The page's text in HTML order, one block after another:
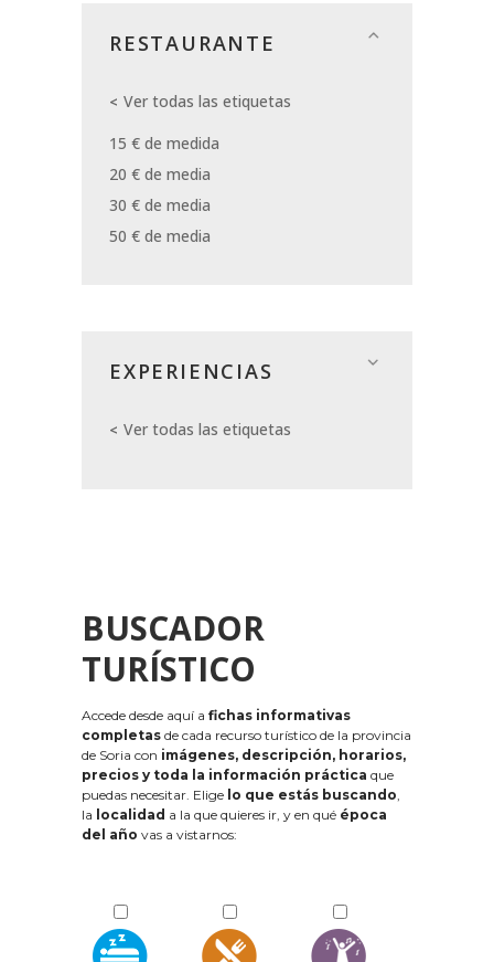
RESTAURANTE
Ver todas las etiquetas
15 € de medida
20 € de media
30 € de media
50 € de media
EXPERIENCIAS
Ver todas las etiquetas
BUSCADOR
TURÍSTICO
Accede desde aquí a fichas informativas
completas de cada recurso turístico de la provincia
de Soria con imágenes, descripción, horarios,
precios y toda la información práctica que
puedas necesitar. Elige lo que estás buscando,
la localidad a la que quieres ir, y en qué época
del año vas a vistarnos: